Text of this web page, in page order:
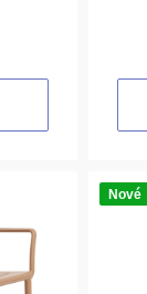
Nové